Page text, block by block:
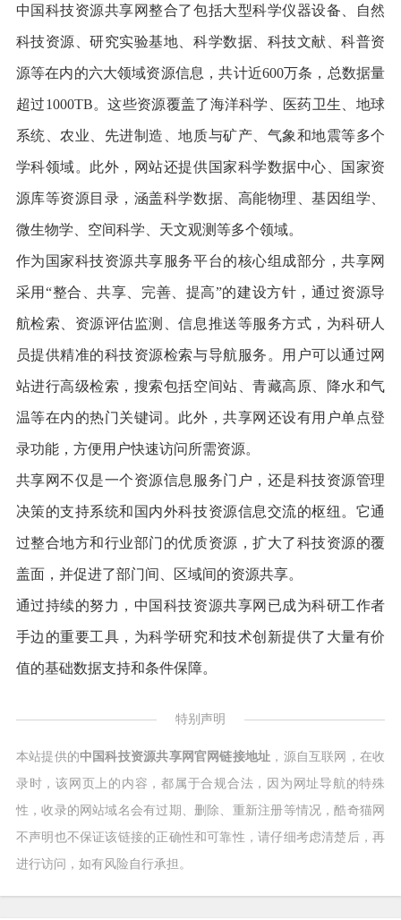
中国科技资源共享网整合了包括大型科学仪器设备、自然
科技资源、研究实验基地、科学数据、科技文献、科普资
源等在内的六大领域资源信息，共计近600万条，总数据量
超过1000TB。这些资源覆盖了海洋科学、医药卫生、地球
系统、农业、先进制造、地质与矿产、气象和地震等多个
学科领域。此外，网站还提供国家科学数据中心、国家资
源库等资源目录，涵盖科学数据、高能物理、基因组学、
微生物学、空间科学、天文观测等多个领域。
作为国家科技资源共享服务平台的核心组成部分，共享网
采用“整合、共享、完善、提高”的建设方针，通过资源导
航检索、资源评估监测、信息推送等服务方式，为科研人
员提供精准的科技资源检索与导航服务。用户可以通过网
站进行高级检索，搜索包括空间站、青藏高原、降水和气
温等在内的热门关键词。此外，共享网还设有用户单点登
录功能，方便用户快速访问所需资源。
共享网不仅是一个资源信息服务门户，还是科技资源管理
决策的支持系统和国内外科技资源信息交流的枢纽。它通
过整合地方和行业部门的优质资源，扩大了科技资源的覆
盖面，并促进了部门间、区域间的资源共享。
通过持续的努力，中国科技资源共享网已成为科研工作者
手边的重要工具，为科学研究和技术创新提供了大量有价
值的基础数据支持和条件保障。
特别声明
本站提供的中国科技资源共享网官网链接地址 ，源自互联网，在收
录时，该网页上的内容，都属于合规合法，因为网址导航的特殊
性，收录的网站域名会有过期、删除、重新注册等情况，酷奇猫网
不声明也不保证该链接的正确性和可靠性，请仔细考虑清楚后，再
进行访问，如有风险自行承担。